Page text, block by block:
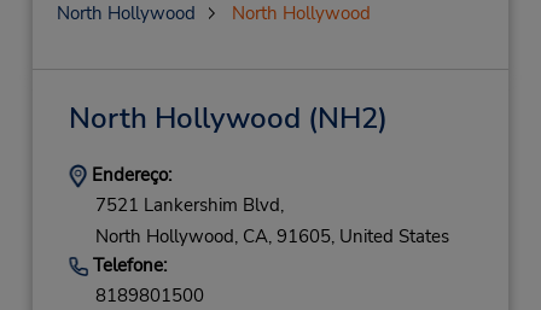
North Hollywood
North Hollywood
North Hollywood (NH2)
Endereço:
7521 Lankershim Blvd,
North Hollywood, CA, 91605, United States
Telefone:
8189801500